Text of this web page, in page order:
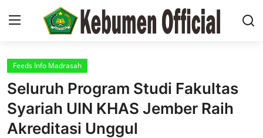
Login
Contact
Profil
Feeds Info Madrasah
Seluruh Program Studi Fakultas
Syariah UIN KHAS Jember Raih
Akreditasi Unggul